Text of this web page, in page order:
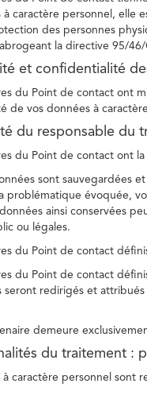
à caractère personnel, elle
des personnes
la directive 95/46/
et confidentialité
du Point de contact ont
de vos données à
du responsable du
du Point de contact ont
sont sauvegardées
problématique évoquée,
ainsi conservées
ou légales.
du Point de contact
du Point de contact
seront redirigés et
demeure
du traitement :
à caractère personnel sont